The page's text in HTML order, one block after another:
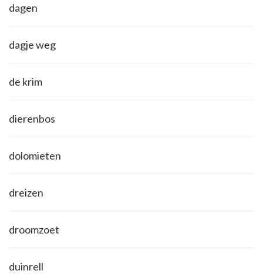
dagen
dagje weg
de krim
dierenbos
dolomieten
dreizen
droomzoet
duinrell